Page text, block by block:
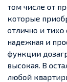
том числе от
которые
отлично и тихо
надежная и
функции
высокая. В
любой